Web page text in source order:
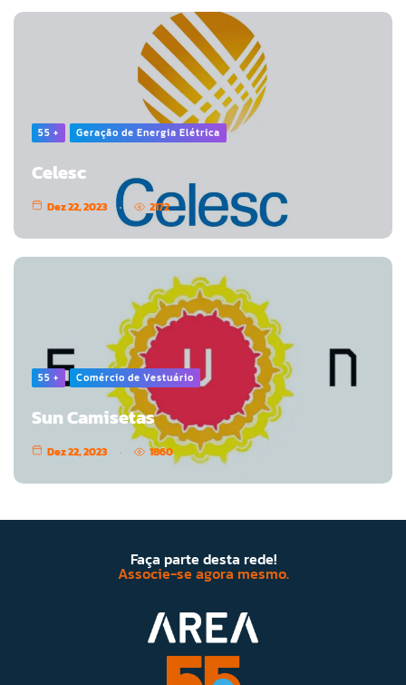
55 + Geração de Energia Elétrica
Celesc
Dez 22, 2023 2172
55 + Comércio de Vestuário
Sun Camisetas
Dez 22, 2023 1860
Faça parte desta rede!
Associe-se agora mesmo.